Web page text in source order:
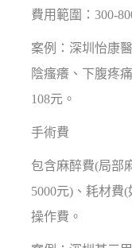
費用範圍：300-
案例：深圳怡康
陰瘙癢、下腹疼
108元。
手術費
包含麻醉費(局部
5000元)、耗材費
操作費。